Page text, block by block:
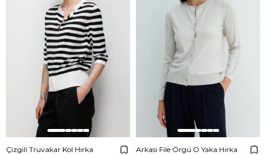
Çizgili Truvakar Kol Hırka Arkası File Örgü O Yaka Hırka